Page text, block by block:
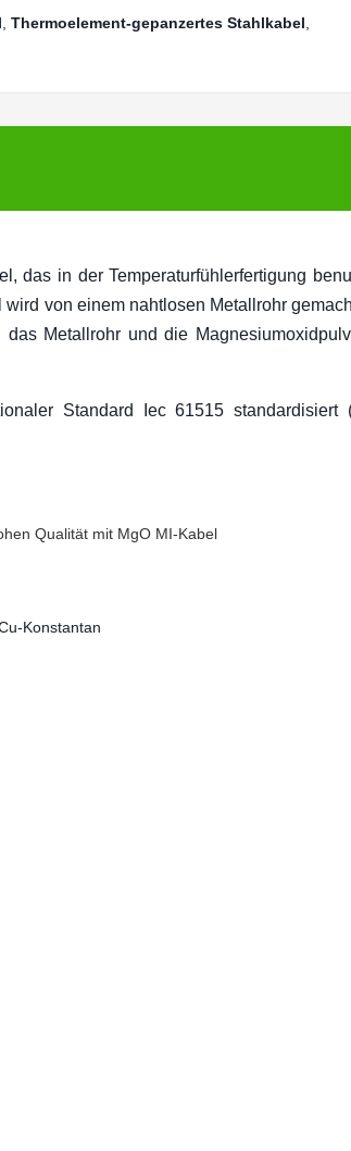
Thermoelement-gepanzertes Stahlkabel
das in der Temperaturfühlerfertigung
von einem nahtlosen Metallrohr
Metallrohr und die
Standard Iec 61515 standardisiert
Qualität mit MgO MI-Kabel
Konstantan